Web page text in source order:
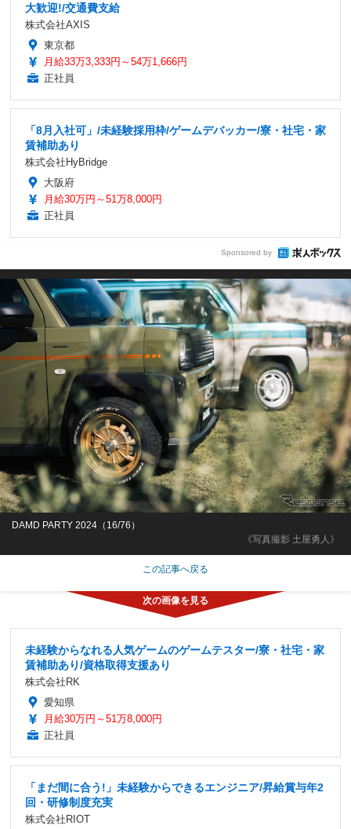
大歓迎!/交通費支給
株式会社AXIS
東京都
月給33万3,333円～54万1,666円
正社員
「8月入社可」/未経験採用枠/ゲームデバッカー/寮・社宅・家
賃補助あり
株式会社HyBridge
大阪府
月給30万円～51万8,000円
正社員
Sponsored by
《写真撮影 土屋勇人》
DAMD PARTY 2024（16/76）
この記事へ戻る
未経験からなれる人気ゲームのゲームテスター/寮・社宅・家
賃補助あり/資格取得支援あり
株式会社RK
愛知県
月給30万円～51万8,000円
正社員
「まだ間に合う!」未経験からできるエンジニア/昇給賞与年2
回・研修制度充実
株式会社RIOT